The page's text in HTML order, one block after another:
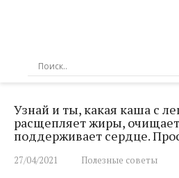
Узнай и ты, какая каша с
расщепляет жиры,
поддерживает сердце.
27/04/2021 Полезные советы